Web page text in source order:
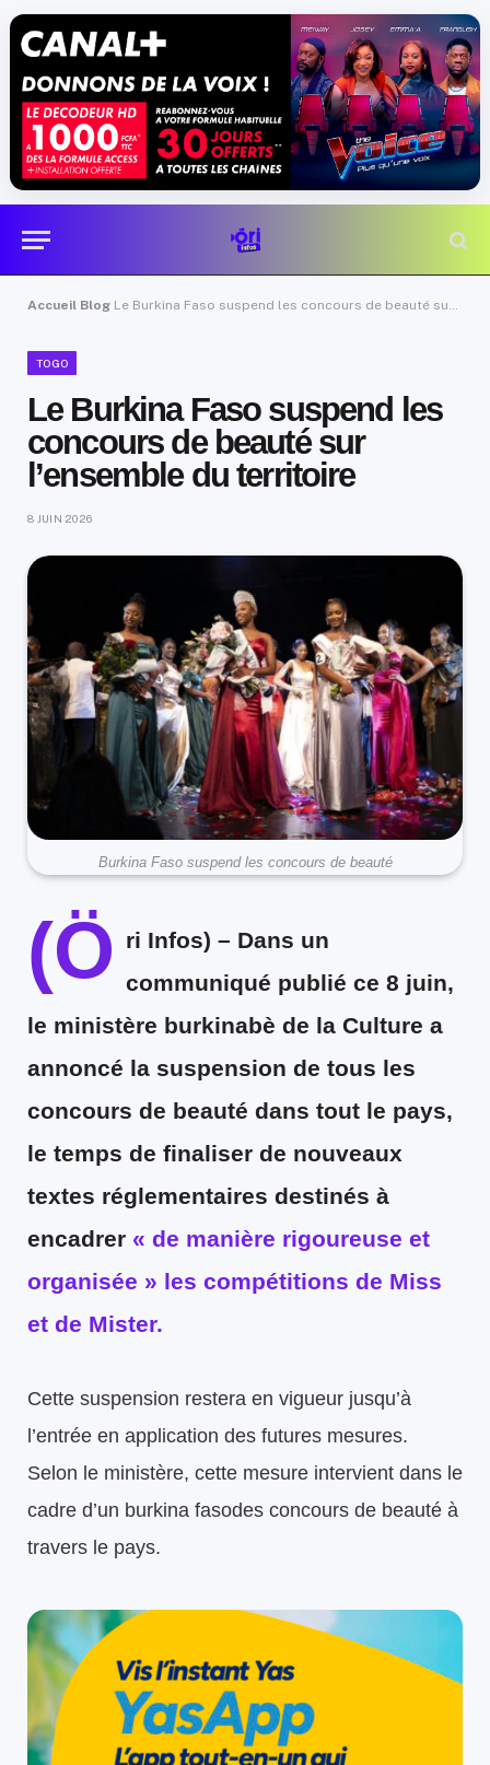
Accueil Blog Le Burkina Faso suspend les concours de beauté sur l’ensemble du territoire
TOGO
Le Burkina Faso suspend les
concours de beauté sur
l’ensemble du territoire
8 JUIN 2026
Burkina Faso suspend les concours de beauté
(Ö ri Infos) – Dans un
communiqué publié ce 8 juin,
le ministère burkinabè de la Culture a
annoncé la suspension de tous les
concours de beauté dans tout le pays,
le temps de finaliser de nouveaux
textes réglementaires destinés à
encadrer « de manière rigoureuse et
organisée » les compétitions de Miss
et de Mister.
Cette suspension restera en vigueur jusqu’à
l’entrée en application des futures mesures.
Selon le ministère, cette mesure intervient dans le
cadre d’un burkina fasodes concours de beauté à
travers le pays.